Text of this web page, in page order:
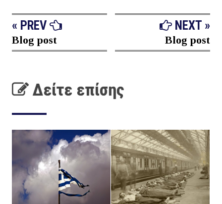
« PREV
Blog post
NEXT »
Blog post
Δείτε επίσης